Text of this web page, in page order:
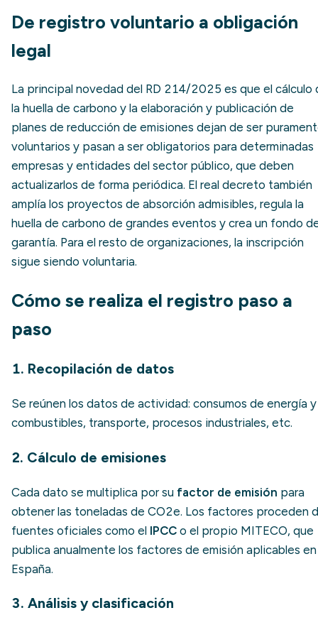
De registro voluntario a obligación
legal
La principal novedad del RD 214/2025 es que el cálculo
la huella de carbono y la elaboración y publicación de
planes de reducción de emisiones dejan de ser
voluntarios y pasan a ser obligatorios para determinadas
empresas y entidades del sector público, que deben
actualizarlos de forma periódica. El real decreto también
amplía los proyectos de absorción admisibles, regula la
huella de carbono de grandes eventos y crea un fondo
garantía. Para el resto de organizaciones, la inscripción
sigue siendo voluntaria.
Cómo se realiza el registro paso a
paso
1. Recopilación de datos
Se reúnen los datos de actividad: consumos de energía y
combustibles, transporte, procesos industriales, etc.
2. Cálculo de emisiones
Cada dato se multiplica por su factor de emisión para
obtener las toneladas de CO2e. Los factores proceden
fuentes oficiales como el IPCC o el propio MITECO, que
publica anualmente los factores de emisión aplicables en
España.
3. Análisis y clasificación